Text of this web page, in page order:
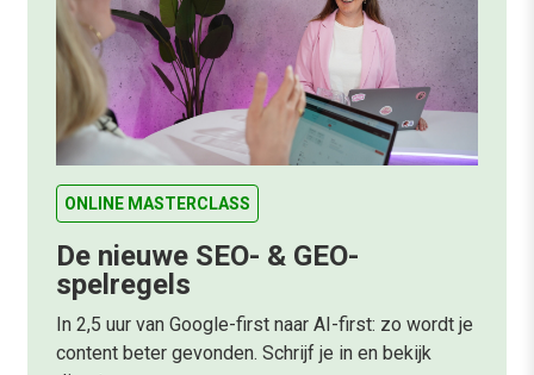
ONLINE MASTERCLASS
De nieuwe SEO- & GEO-
spelregels
In 2,5 uur van Google-first naar AI-first: zo wordt je
content beter gevonden. Schrijf je in en bekijk